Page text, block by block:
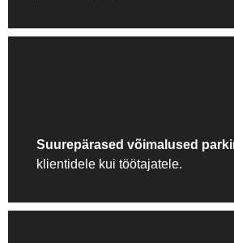
Suurepärased võimalused
klientidele kui töötajatele.